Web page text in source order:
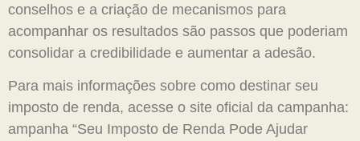
conselhos e a criação de mecanismos para
acompanhar os resultados são passos que poderiam
consolidar a credibilidade e aumentar a adesão.
Para mais informações sobre como destinar seu
imposto de renda, acesse o site oficial da campanha:
ampanha “Seu Imposto de Renda Pode Ajudar